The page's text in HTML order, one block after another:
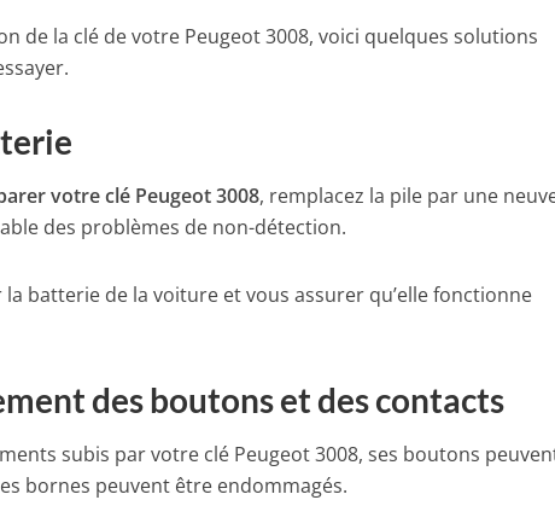
de la clé de votre Peugeot 3008, voici quelques solutions
votre clé Peugeot 3008, remplacez la pile par une
des problèmes de non-détection.
batterie de la voiture et vous assurer qu’elle fonctionne
des boutons et des contacts
subis par votre clé Peugeot 3008, ses boutons
bornes peuvent être endommagés.